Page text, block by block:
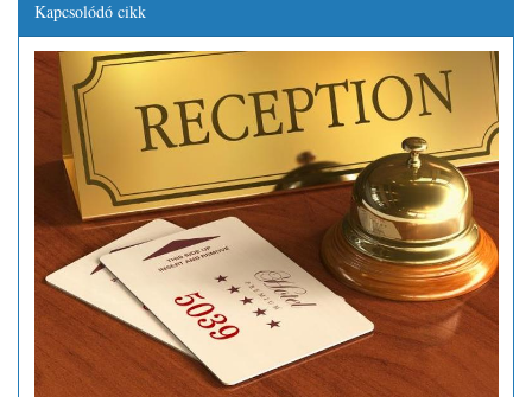
Kapcsolódó cikk